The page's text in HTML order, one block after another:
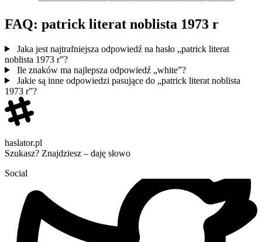
FAQ: patrick literat noblista 1973 r
Jaka jest najtrafniejsza odpowiedź na hasło „patrick literat
noblista 1973 r”?
Ile znaków ma najlepsza odpowiedź „white”?
Jakie są inne odpowiedzi pasujące do „patrick literat noblista
1973 r”?
haslator.pl
Szukasz? Znajdziesz – daję słowo
Social